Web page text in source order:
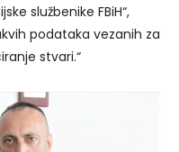
službenike FBiH“,
podataka vezanih za
stvari.“